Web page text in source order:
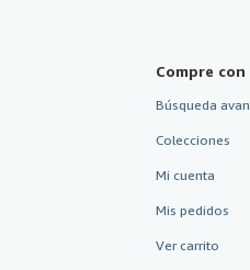
Compre
Búsqueda
Colecciones
Mi cuenta
Mis pedidos
Ver carrito